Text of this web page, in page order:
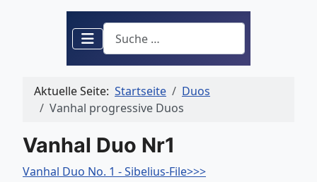
Suchen
Aktuelle Seite: Startseite
Duos
Vanhal progressive Duos
Vanhal Duo Nr1
Vanhal Duo No. 1 - Sibelius-File>>>